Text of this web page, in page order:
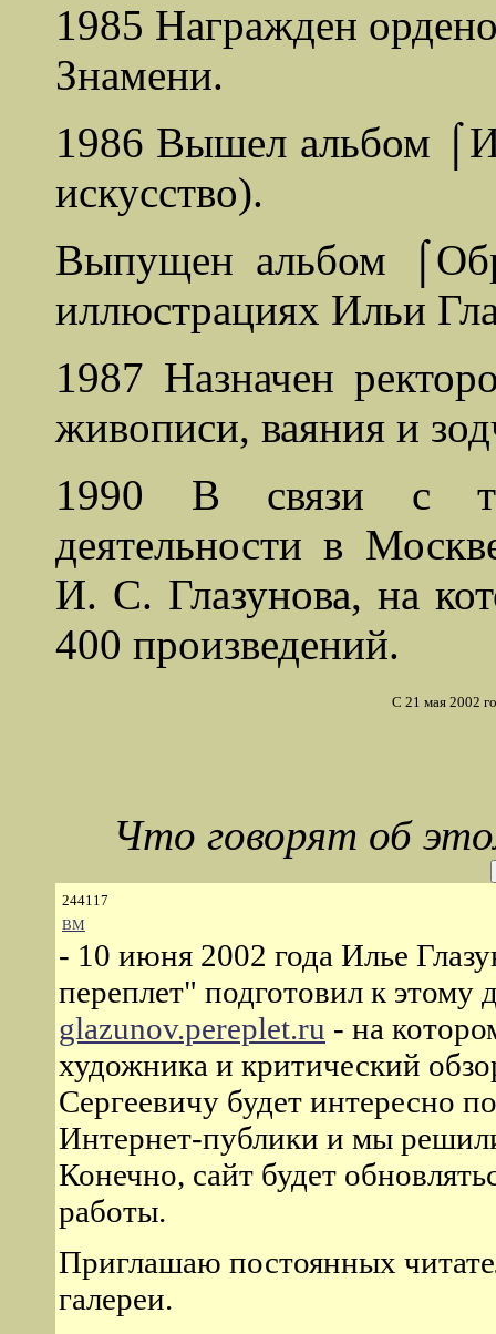
1985 Награжден
Знамени.
1986 Вышел альбом
искусство).
Выпущен альбом
иллюстрациях Ильи
1987 Назначен
живописи, ваяния и
1990 В связи с
деятельности в
И. С. Глазунова, на
400 произведений.
С 21 мая 2002
Что говорят об
244117
ВМ
- 10 июня 2002 года Илье
переплет" подготовил к
glazunov.pereplet.ru - на
художника и критический
Сергеевичу будет интересно
Интернет-публики и мы
Конечно, сайт будет
работы.
Приглашаю постоянных
галереи.